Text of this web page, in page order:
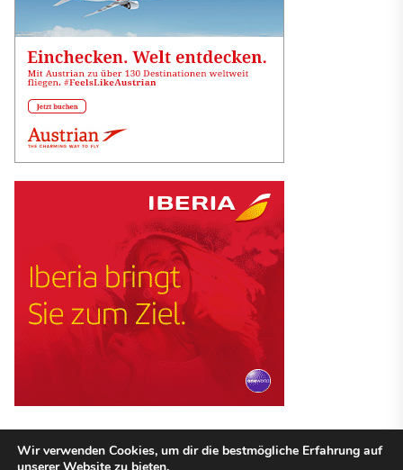
Wir verwenden Cookies, um dir die bestmögliche Erfahrung auf